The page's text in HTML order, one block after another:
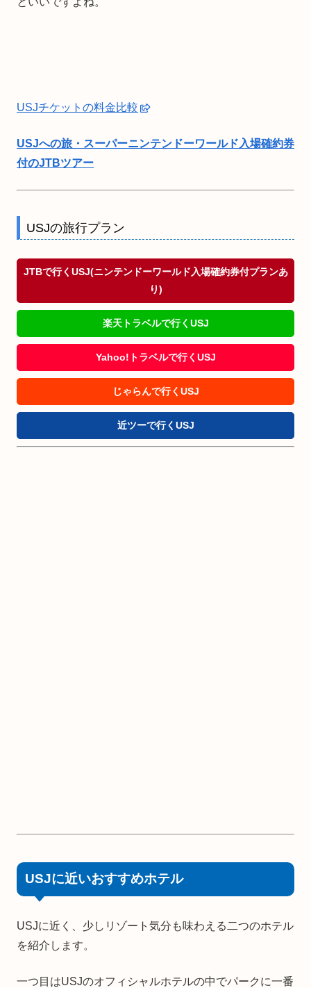
USJチケットの料金比較
USJへの旅・スーパーニンテンドーワールド入場確約券
付のJTBツアー
USJの旅行プラン
JTBで行くUSJ(ニンテンドーワールド入場確約券付プランあ
り)
楽天トラベルで行くUSJ
Yahoo!トラベルで行くUSJ
じゃらんで行くUSJ
近ツーで行くUSJ
USJに近いおすすめホテル
USJに近く、少しリゾート気分も味わえる二つのホテル
を紹介します。
一つ目はUSJのオフィシャルホテルの中でパークに一番